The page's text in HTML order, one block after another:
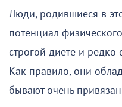
Люди, родившиеся в
потенциал
строгой диете и
Как правило, они
бывают очень